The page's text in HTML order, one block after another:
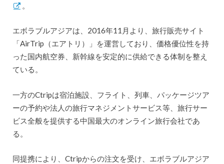
。
エボラブルアジアは、2016年11月より、旅行販売サイト
「AirTrip（エアトリ）」を運営しており、価格優位性を持
った国内航空券、新幹線を安定的に供給できる体制を整え
ている。
一方のCtripは宿泊施設、フライト、列車、パッケージツア
ーの予約や法人の旅行マネジメントサービス等、旅行サー
ビス全般を提供する中国最大のオンライン旅行会社であ
る。
同提携により、Ctripからの注文を受け、エボラブルアジア